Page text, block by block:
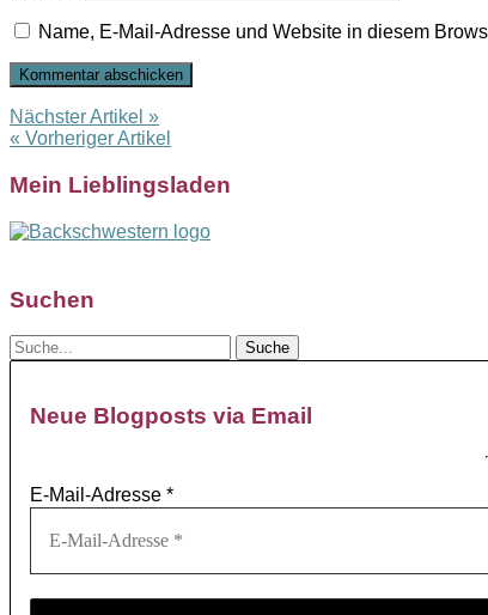
Name, E-Mail-Adresse und Website in diesem
Nächster Artikel »
« Vorheriger Artikel
Mein Lieblingsladen
Suchen
Neue Blogposts via Email
E-Mail-Adresse *